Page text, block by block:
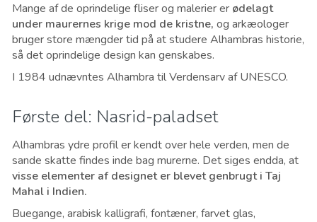
Mange af de oprindelige fliser og malerier er ødelagt
under maurernes krige mod de kristne, og arkæologer
bruger store mængder tid på at studere Alhambras historie,
så det oprindelige design kan genskabes.
I 1984 udnævntes Alhambra til Verdensarv af UNESCO.
Første del: Nasrid-paladset
Alhambras ydre profil er kendt over hele verden, men de
sande skatte findes inde bag murerne. Det siges endda, at
visse elementer af designet er blevet genbrugt i Taj
Mahal i Indien.
Buegange, arabisk kalligrafi, fontæner, farvet glas,